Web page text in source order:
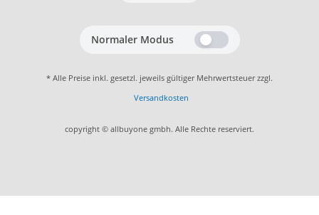
Normaler Modus
* Alle Preise inkl. gesetzl. jeweils gültiger Mehrwertsteuer zzgl.
Versandkosten
copyright © allbuyone gmbh. Alle Rechte reserviert.